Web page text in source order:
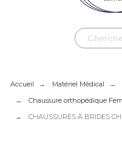
Accueil Matériel Médical
Chaussure orthopédique
CHAUSSURES À BRIDES